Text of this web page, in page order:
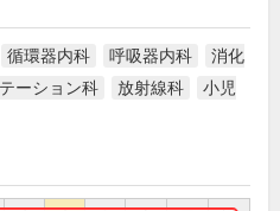
循環器内科 呼吸器内科
消化
ーション科 放射線科
小児